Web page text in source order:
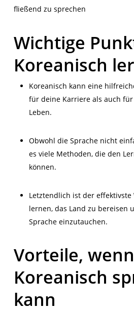
fließend zu sprechen
Wichtige
Koreanisch
Koreanisch kann eine
für deine Karriere als auch
Leben.
Obwohl die Sprache nicht
es viele Methoden, die den
können.
Letztendlich ist der effektivste
lernen, das Land zu bereisen
Sprache einzutauchen.
Vorteile,
Koreanisch
kann